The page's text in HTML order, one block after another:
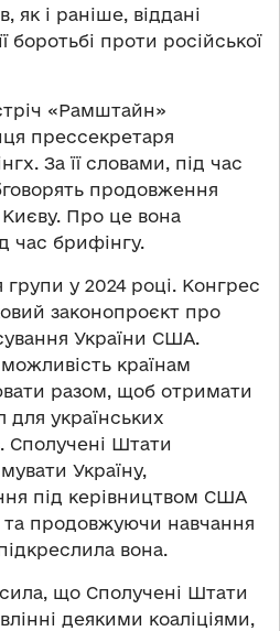
як і раніше, віддані
боротьбі проти російської
«Рамштайн»
прессекретаря
За її словами, під час
продовження
Києву. Про це вона
час брифінгу.
у 2024 році. Конгрес
законопроєкт про
України США.
країнам
разом, щоб отримати
для українських
Сполучені Штати
Україну,
під керівництвом США
та продовжуючи навчання
вона.
що Сполучені Штати
деякими коаліціями,